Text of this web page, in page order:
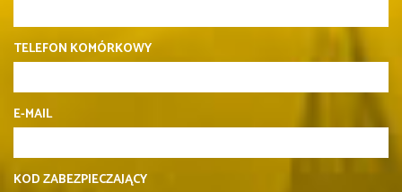
TELEFON KOMÓRKOWY
E-MAIL
KOD ZABEZPIECZAJĄCY